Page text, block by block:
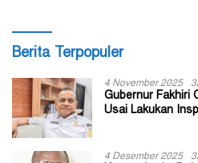
Berita Terpopuler
4 November 2025
Gubernur Fakhiri
Usai Lakukan
4 Desember 2025